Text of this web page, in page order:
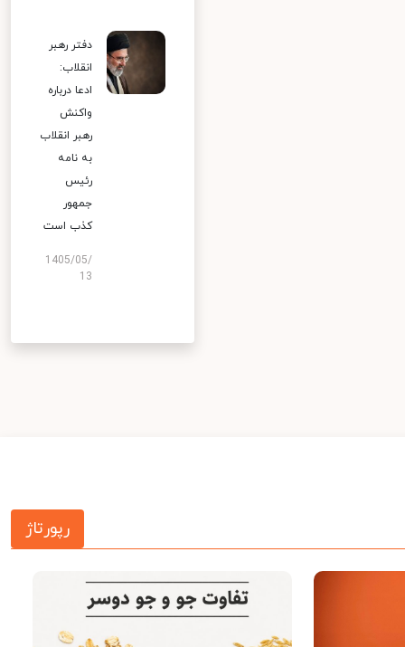
دفتر رهبر
انقلاب:
ادعا درباره
واکنش
رهبر انقلاب
به نامه
رئیس
جمهور
کذب است
1405/05/
13
رپورتاژ